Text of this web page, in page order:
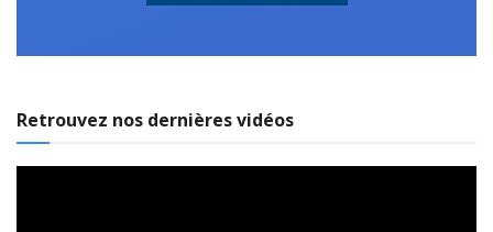
Retrouvez nos dernières vidéos